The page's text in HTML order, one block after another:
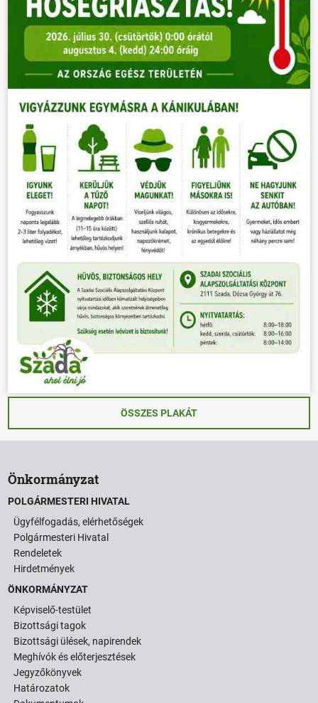
VÁLASZTÁSOK
ÖSSZES PLAKÁT
Önkormányzat
POLGÁRMESTERI HIVATAL
Ügyfélfogadás, elérhetőségek
Polgármesteri Hivatal
Rendeletek
Hirdetmények
ÖNKORMÁNYZAT
Képviselő-testület
Bizottsági tagok
Bizottsági ülések, napirendek
Meghívók és előterjesztések
Jegyzőkönyvek
Határozatok